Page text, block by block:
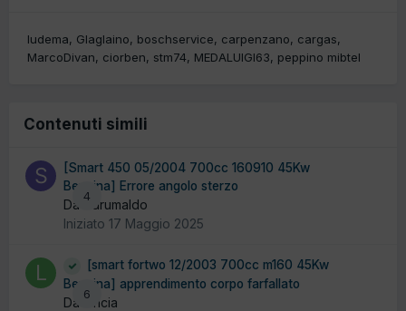
ludema Glaglaino boschservice carpenzano
cargas
MarcoDivan
ciorben stm74 MEDALUIGI63 peppino mibtel
Contenuti simili
4
[Smart 450 05/2004 700cc 160910 45Kw
Benzina] Errore angolo sterzo
Da Sdrumaldo
Iniziato 17 Maggio 2025
6
[smart fortwo 12/2003 700cc m160 45Kw
Benzina] apprendimento corpo farfallato
Da lancia